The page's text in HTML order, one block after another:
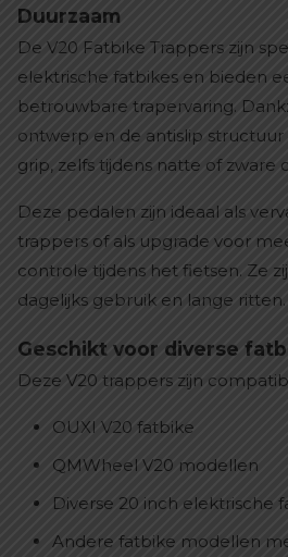
Duurzaam
De V20 Fatbike Trappers zijn
elektrische fatbikes en bieden
betrouwbare trapervaring.
ontwerp en de antislip
grip, zelfs tijdens natte of zware
Deze pedalen zijn ideaal als
trappers of als upgrade voor
controle tijdens het fietsen. Ze
dagelijks gebruik en lange ritten.
Geschikt voor diverse
Deze V20 trappers zijn
OUXI V20 fatbike
QMWheel V20 modellen
Diverse 20 inch elektrische
Andere fatbike modellen